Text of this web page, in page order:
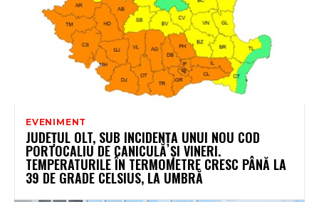
EVENIMENT
JUDEȚUL OLT, SUB INCIDENȚA UNUI NOU COD
PORTOCALIU DE CANICULĂ ȘI VINERI.
TEMPERATURILE ÎN TERMOMETRE CRESC PÂNĂ LA
39 DE GRADE CELSIUS, LA UMBRĂ